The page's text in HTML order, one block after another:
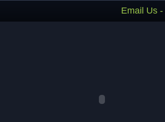
Email Us -